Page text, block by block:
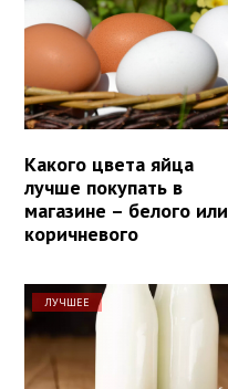
Какого цвета яйца
лучше покупать в
магазине – белого или
коричневого
ЛУЧШЕЕ